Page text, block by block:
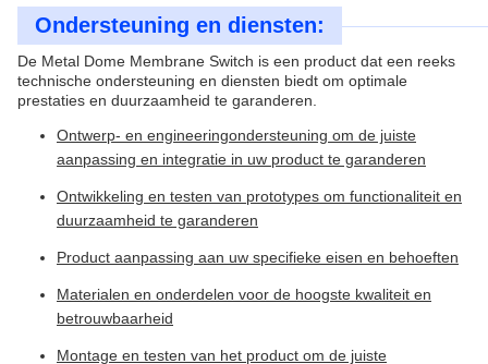
Ondersteuning en diensten:
De Metal Dome Membrane Switch is een product dat een reeks
technische ondersteuning en diensten biedt om optimale
prestaties en duurzaamheid te garanderen.
Ontwerp- en engineeringondersteuning om de juiste
aanpassing en integratie in uw product te garanderen
Ontwikkeling en testen van prototypes om functionaliteit en
duurzaamheid te garanderen
Product aanpassing aan uw specifieke eisen en behoeften
Materialen en onderdelen voor de hoogste kwaliteit en
betrouwbaarheid
Montage en testen van het product om de juiste